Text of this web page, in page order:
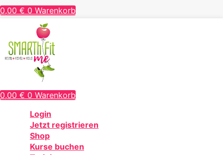
0,00 € 0 Warenkorb
0,00 € 0 Warenkorb
Login
Jetzt registrieren
Shop
Kurse buchen